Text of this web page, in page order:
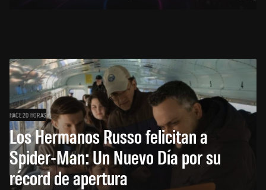
HACE 20 HORAS
Los Hermanos Russo felicitan a
Spider-Man: Un Nuevo Día por su
récord de apertura